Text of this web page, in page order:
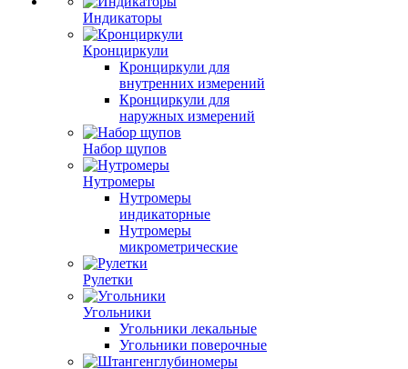
Индикаторы
Кронциркули
Кронциркули для
внутренних измерений
Кронциркули для
наружных измерений
Набор щупов
Нутромеры
Нутромеры
индикаторные
Нутромеры
микрометрические
Рулетки
Угольники
Угольники лекальные
Угольники поверочные